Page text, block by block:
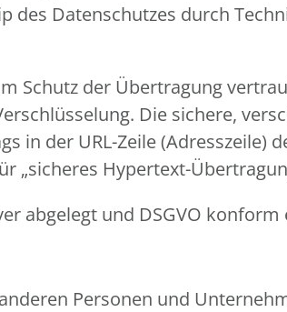
des Datenschutzes durch
Schutz der Übertragung
Die sichere,
in der URL-Zeile (Adresszeile)
„sicheres Hypertext-
abgelegt und DSGVO
Personen und